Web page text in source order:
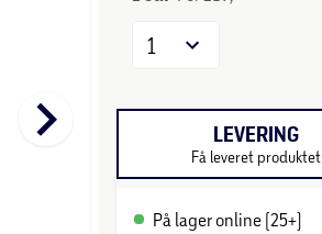
keyboard_arrow_right
1
LEVERING
Få leveret produktet
På lager online (25+)